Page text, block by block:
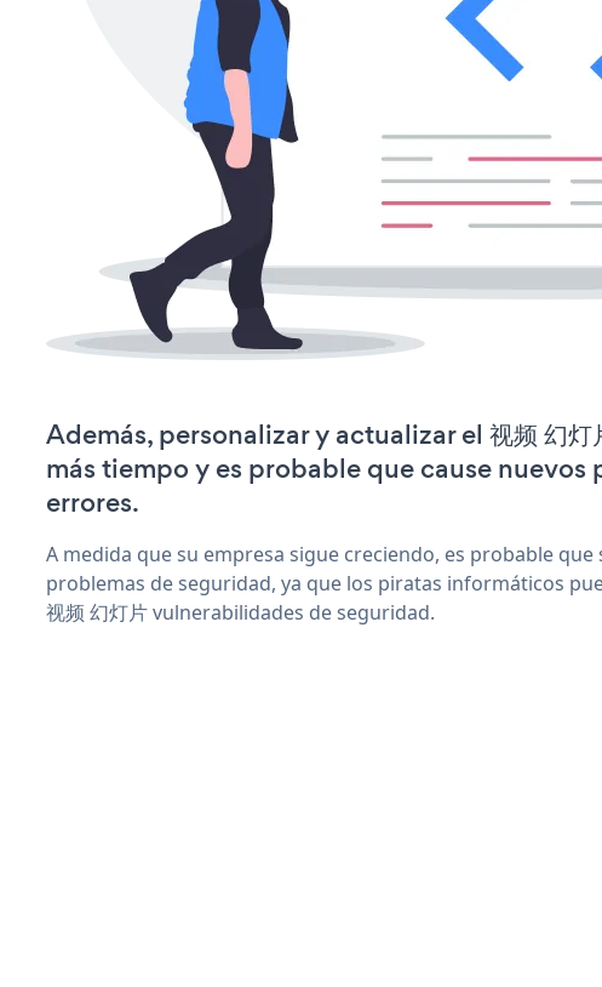
Además, personalizar y actualizar el 视频 幻
más tiempo y es probable que cause nuevos
errores.
A medida que su empresa sigue creciendo, es probable que
problemas de seguridad, ya que los piratas informáticos
视频 幻灯片 vulnerabilidades de seguridad.